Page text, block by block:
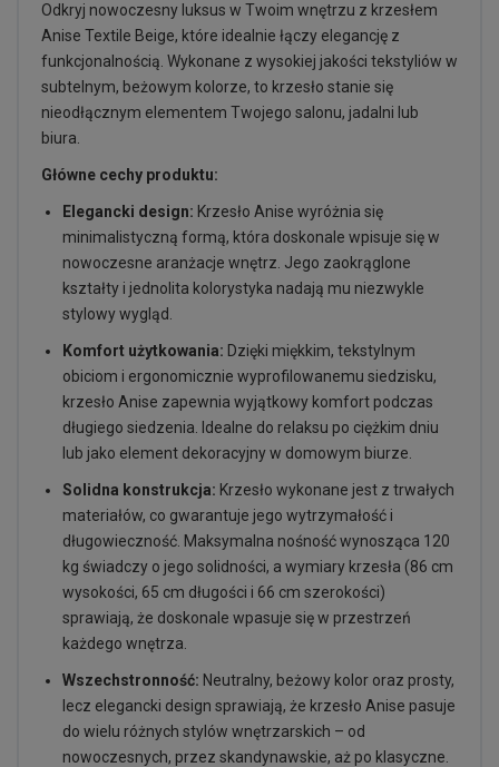
Odkryj nowoczesny luksus w Twoim wnętrzu z krzesłem
Anise Textile Beige, które idealnie łączy elegancję z
funkcjonalnością. Wykonane z wysokiej jakości tekstyliów w
subtelnym, beżowym kolorze, to krzesło stanie się
nieodłącznym elementem Twojego salonu, jadalni lub
biura.
Główne cechy produktu:
Elegancki design: Krzesło Anise wyróżnia się
minimalistyczną formą, która doskonale wpisuje się w
nowoczesne aranżacje wnętrz. Jego zaokrąglone
kształty i jednolita kolorystyka nadają mu niezwykle
stylowy wygląd.
Komfort użytkowania: Dzięki miękkim, tekstylnym
obiciom i ergonomicznie wyprofilowanemu siedzisku,
krzesło Anise zapewnia wyjątkowy komfort podczas
długiego siedzenia. Idealne do relaksu po ciężkim dniu
lub jako element dekoracyjny w domowym biurze.
Solidna konstrukcja: Krzesło wykonane jest z trwałych
materiałów, co gwarantuje jego wytrzymałość i
długowieczność. Maksymalna nośność wynosząca 120
kg świadczy o jego solidności, a wymiary krzesła (86 cm
wysokości, 65 cm długości i 66 cm szerokości)
sprawiają, że doskonale wpasuje się w przestrzeń
każdego wnętrza.
Wszechstronność: Neutralny, beżowy kolor oraz prosty,
lecz elegancki design sprawiają, że krzesło Anise pasuje
do wielu różnych stylów wnętrzarskich – od
nowoczesnych, przez skandynawskie, aż po klasyczne.